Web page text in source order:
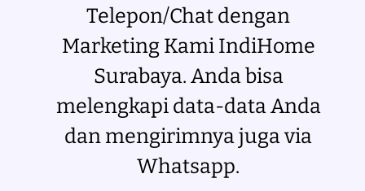
Telepon/Chat dengan
Marketing Kami IndiHome
Surabaya. Anda bisa
melengkapi data-data Anda
dan mengirimnya juga via
Whatsapp.